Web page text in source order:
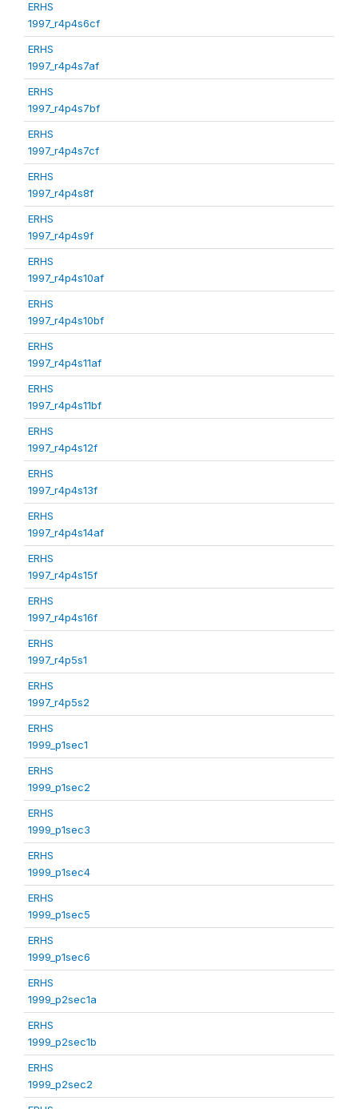
ERHS
1997_r4p4s6cf
ERHS
1997_r4p4s7af
ERHS
1997_r4p4s7bf
ERHS
1997_r4p4s7cf
ERHS
1997_r4p4s8f
ERHS
1997_r4p4s9f
ERHS
1997_r4p4s10af
ERHS
1997_r4p4s10bf
ERHS
1997_r4p4s11af
ERHS
1997_r4p4s11bf
ERHS
1997_r4p4s12f
ERHS
1997_r4p4s13f
ERHS
1997_r4p4s14af
ERHS
1997_r4p4s15f
ERHS
1997_r4p4s16f
ERHS
1997_r4p5s1
ERHS
1997_r4p5s2
ERHS
1999_p1sec1
ERHS
1999_p1sec2
ERHS
1999_p1sec3
ERHS
1999_p1sec4
ERHS
1999_p1sec5
ERHS
1999_p1sec6
ERHS
1999_p2sec1a
ERHS
1999_p2sec1b
ERHS
1999_p2sec2